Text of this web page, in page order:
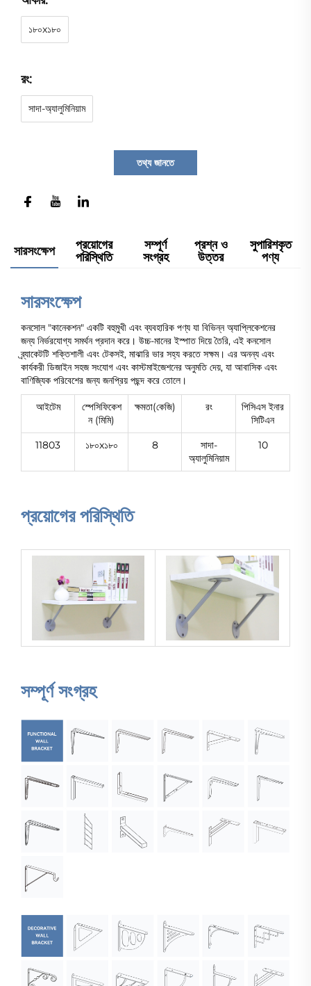
১৮০x১৮০
রং:
সাদা-অ্যালুমিনিয়াম
তথ্য জানতে
সারসংক্ষেপ
প্রয়োগের
পরিস্থিতি
সম্পূর্ণ
সংগ্রহ
প্রশ্ন ও
উত্তর
সুপারিশকৃত
পণ্য
সারসংক্ষেপ
কনসোল "কানেকশন" একটি বহুমুখী এবং ব্যবহারিক পণ্য যা বিভিন্ন অ্যাপ্লিকেশনের
জন্য নির্ভরযোগ্য সমর্থন প্রদান করে। উচ্চ-মানের ইস্পাত দিয়ে তৈরি, এই কনসোল
ব্র্যাকেটটি শক্তিশালী এবং টেকসই, মাঝারি ভার সহ্য করতে সক্ষম। এর অনন্য এবং
কার্যকরী ডিজাইন সহজ সংযোগ এবং কাস্টমাইজেশনের অনুমতি দেয়, যা আবাসিক এবং
বাণিজ্যিক পরিবেশের জন্য জনপ্রিয় পছন্দ করে তোলে।
আইটেম
স্পেসিফিকেশ
ন (মিমি)
ক্ষমতা(কেজি) রং
পিসিএস ইনার
সিটিএন
11803
১৮০x১৮০ 8
সাদা-
অ্যালুমিনিয়াম
10
প্রয়োগের পরিস্থিতি
সম্পূর্ণ সংগ্রহ